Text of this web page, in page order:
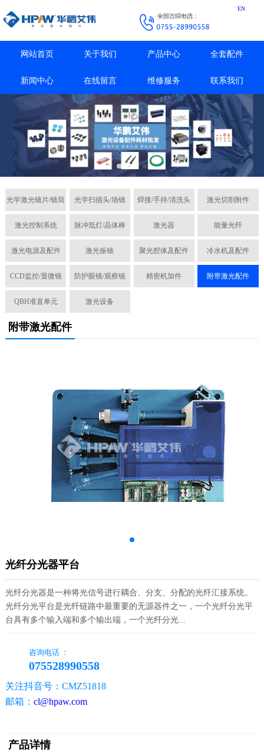
EN
网站首页 关于我们 产品中心 全套配件
新闻中心 在线留言 维修服务 联系我们
光学激光镜片/镜筒 光学扫描头/场镜 焊接/手持/清洗头 激光切割附件
激光控制系统 脉冲氙灯/晶体棒 激光器 能量光纤
激光电源及配件 激光振镜 聚光腔体及配件 冷水机及配件
CCD监控/显微镜 防护眼镜/观察镜 精密机加件 附带激光配件
QBH准直单元 激光设备
附带激光配件
光纤分光器平台
光纤分光器是一种将光信号进行耦合、分支、分配的光纤汇接系统。
光纤分光平台是光纤链路中最重要的无源器件之一，一个光纤分光平
台具有多个输入端和多个输出端，一个光纤分光...
咨询电话 ：
075528990558
关注抖音号：CMZ51818
邮箱： cl@hpaw.com
产品详情